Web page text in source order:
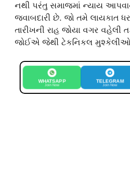
નથી પરંતુ સમાજમાં ન્યાય
જવાબદારી છે. જો તમે લાયકાત
તારીખની રાહ જોયા વગર વહેલી
જોઈએ જેથી ટેકનિકલ
WHATSAPP
Join Now
TELEGRAM
Join Now